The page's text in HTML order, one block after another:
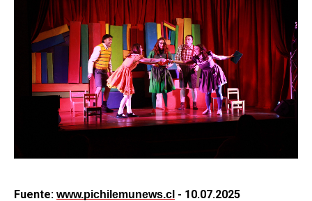
Fuente: www.pichilemunews.cl - 10.07.2025